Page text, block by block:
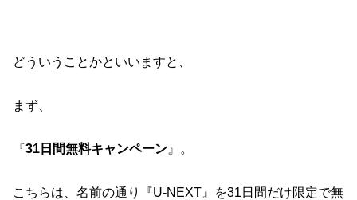
どういうことかといいますと、
まず、
『31日間無料キャンペーン 』。
こちらは、名前の通り『U-NEXT』を31日間だけ限定で無